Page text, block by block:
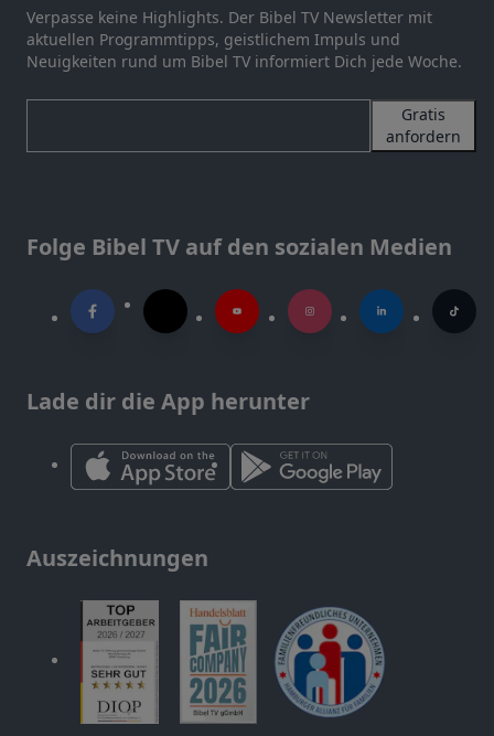
Verpasse keine Highlights. Der Bibel TV Newsletter mit
aktuellen Programmtipps, geistlichem Impuls und
Neuigkeiten rund um Bibel TV informiert Dich jede Woche.
Gratis
anfordern
Folge Bibel TV auf den sozialen Medien
Lade dir die App herunter
Auszeichnungen